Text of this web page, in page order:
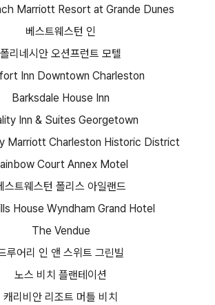
Marriott Resort at Grande Dunes
베스트웨스턴 인
폴리네시안 오션프런트 모텔
Inn Downtown Charleston
Barksdale House Inn
Inn & Suites Georgetown
Marriott Charleston Historic District
Court Annex Motel
스트웨스턴 폴리스 아일랜드
House Wyndham Grand Hotel
The Vendue
루어리 인 앤 스위트 그린빌
노스 비치 플랜테이션
캐리비안 리조트 머틀 비치